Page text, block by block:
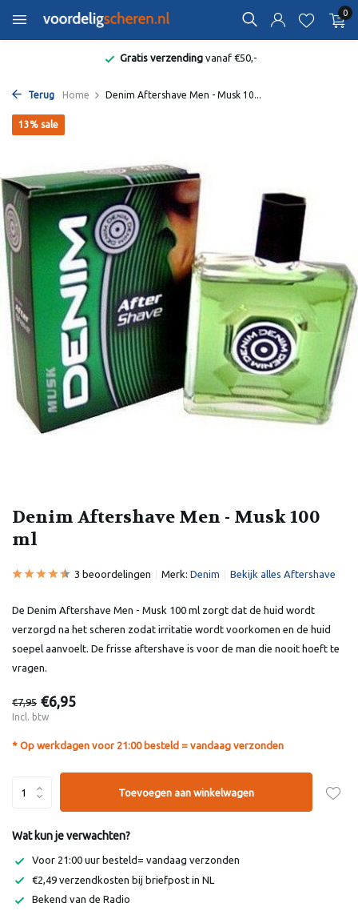
0
Gratis verzendingvanaf €50,-
Terug Home Denim Aftershave Men - Musk 10...
Denim Aftershave Men - Musk 100
ml
13% sale
3 beoordelingen Merk: Denim Bekijk alles Aftershave
De Denim Aftershave Men - Musk 100 ml zorgt dat de huid wordt
verzorgd na het scheren zodat irritatie wordt voorkomen en de huid
soepel aanvoelt. De frisse aftershave is voor de man die nooit hoeft te
vragen.
€7,95 €6,95
Incl. btw
* Op werkdagen voor 21:00 besteld = vandaag verzonden
Toevoegen aan winkelwagen
Wat kun je verwachten?
Voor 21:00 uur besteld= vandaag verzonden
€2,49 verzendkosten bij briefpost in NL
Bekend van de Radio